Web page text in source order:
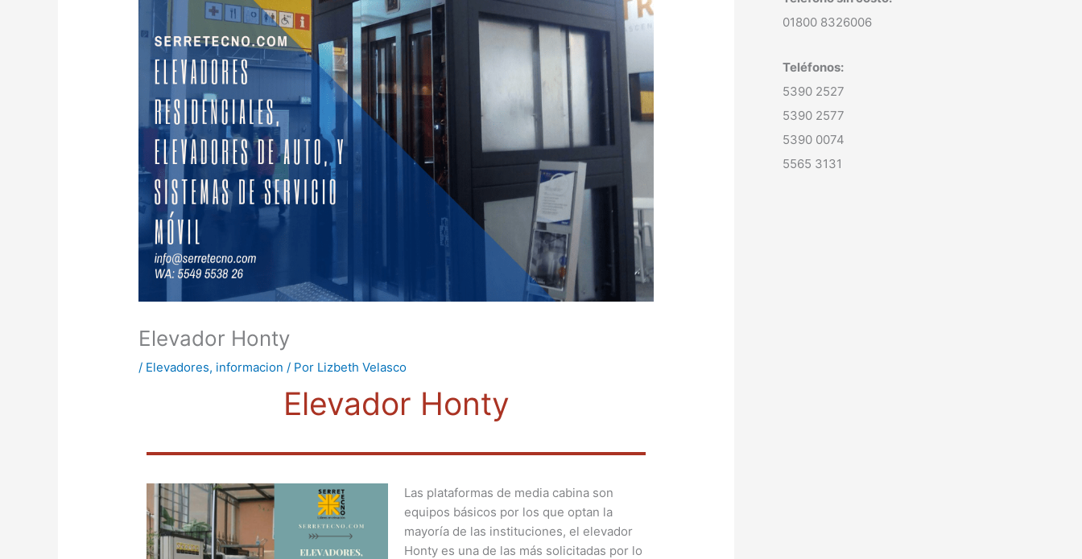
Elevador Honty
/ Elevadores, informacion / Por Lizbeth Velasco
Elevador Honty
Las plataformas de media cabina son
equipos básicos por los que optan la
mayoría de las instituciones, el elevador
Honty es una de las más solicitadas por lo
01800 8326006
Teléfonos:
5390 2527
5390 2577
5390 0074
5565 3131